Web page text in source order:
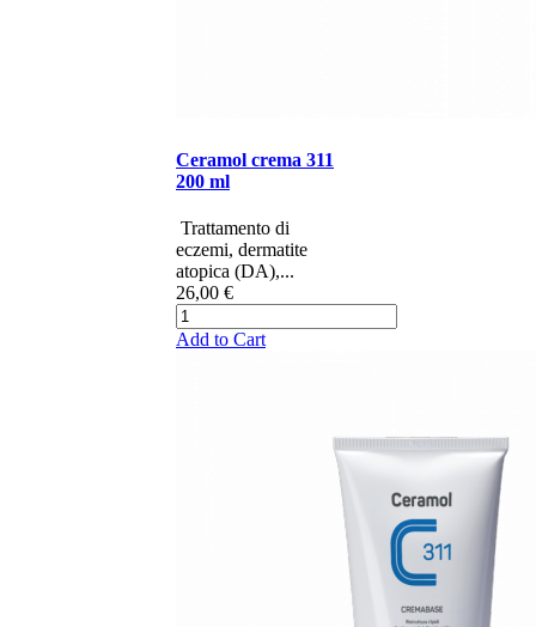
Ceramol crema 311
200 ml
​​​ ​​​​Trattamento di
eczemi, dermatite
atopica (DA),...
26,00 €
Add to Cart